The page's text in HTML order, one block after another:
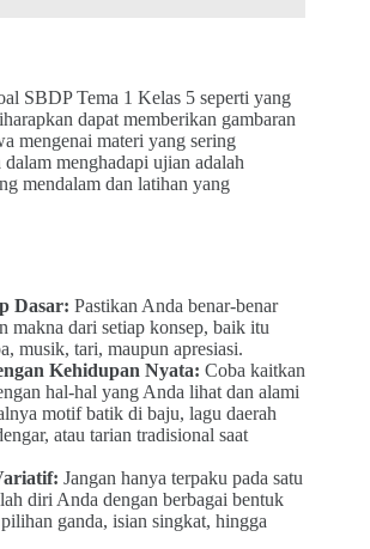
SBDP Tema 1 Kelas 5 seperti yang
dapat memberikan gambaran
mengenai materi yang sering
menghadapi ujian adalah
mendalam dan latihan yang
Dasar: Pastikan Anda benar-benar
makna dari setiap konsep, baik itu
musik, tari, maupun apresiasi.
Kehidupan Nyata: Coba kaitkan
hal-hal yang Anda lihat dan alami
motif batik di baju, lagu daerah
atau tarian tradisional saat
Jangan hanya terpaku pada satu
diri Anda dengan berbagai bentuk
ganda, isian singkat, hingga